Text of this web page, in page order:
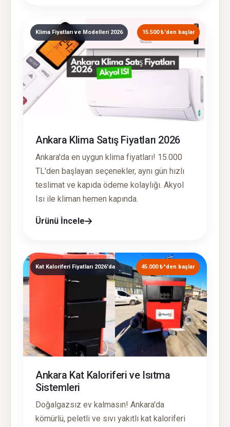
Klima Fiyatları ve Modelleri 2026 15.500 ₺'den başlar
Ankara Klima Satış Fiyatları 2026
Ankara'da en uygun klima fiyatları! 15.000
TL'den başlayan seçenekler, aynı gün hızlı
teslimat ve kapıda ödeme kolaylığı. Akyol
Isı ile kliman hemen kapında.
Ürünü İncele
Kat Kaloriferi Fiyatları 2026'da 45.000 ₺^den başlar
Ankara Kat Kaloriferi ve Isıtma
Sistemleri
Doğalgazsız ev kalmasın! Ankara'da
kömürlü, peletli ve sıvı yakıtlı kat kaloriferi